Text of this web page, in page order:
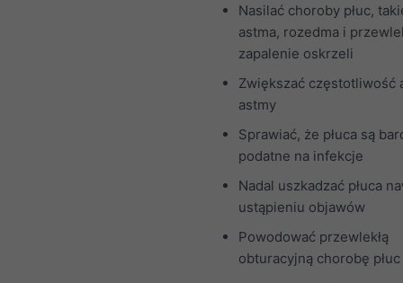
Nasilać choroby płuc,
astma, rozedma i
zapalenie oskrzeli
Zwiększać częstotliwość
astmy
Sprawiać, że płuca są
podatne na infekcje
Nadal uszkadzać płuca
ustąpieniu objawów
Powodować przewlekłą
obturacyjną chorobę płuc